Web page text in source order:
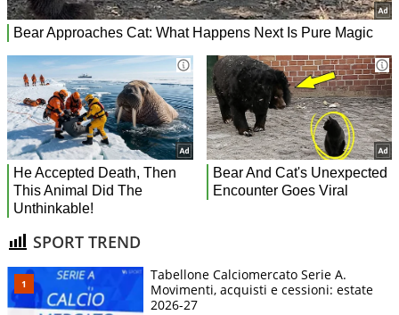
SPORT TREND
Tabellone Calciomercato Serie A.
Movimenti, acquisti e cessioni: estate
2026-27